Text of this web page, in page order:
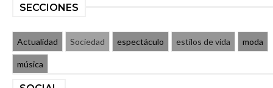
SECCIONES
Actualidad Sociedad espectáculo estilos de vida moda
música